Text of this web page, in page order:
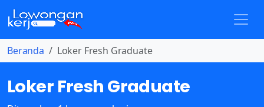
Beranda Loker Fresh Graduate
Loker Fresh Graduate